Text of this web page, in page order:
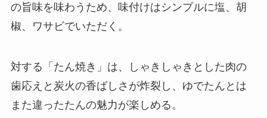
の旨味を味わうため、味付けはシンプルに塩、胡
椒、ワサビでいただく。
対する「たん焼き」は、しゃきしゃきとした肉の
歯応えと炭火の香ばしさが炸裂し、ゆでたんとは
また違ったたんの魅力が楽しめる。